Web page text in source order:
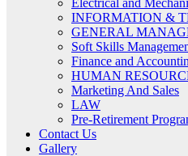
Electrical and
INFORMATION &
GENERAL
Soft Skills
Finance and
HUMAN
Marketing And Sales
LAW
Pre-Retirement
Contact Us
Gallery